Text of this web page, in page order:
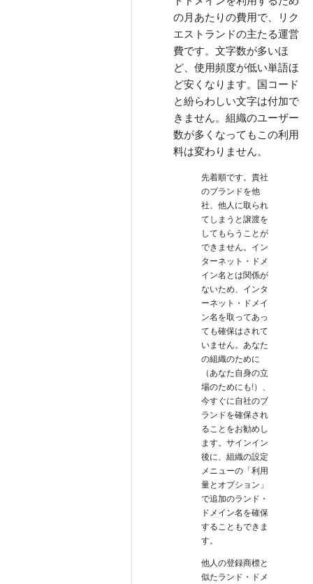
の月あたりの費用で、リク
エストランドの主たる運営
費です。文字数が多いほ
ど、使用頻度が低い単語ほ
ど安くなります。国コード
と紛らわしい文字は付加で
きません。組織のユーザー
数が多くなってもこの利用
料は変わりません。
先着順です。貴社
のブランドを他
社、他人に取られ
てしまうと譲渡を
してもらうことが
できません。イン
ターネット・ドメ
イン名とは関係が
ないため、インタ
ーネット・ドメイ
ン名を取ってあっ
ても確保はされて
いません。あなた
の組織のために
（あなた自身の立
場のためにも!）、
今すぐに自社のブ
ランドを確保され
ることをお勧めし
ます。サインイン
後に、組織の設定
メニューの「利用
量とオプション」
で追加のランド・
ドメイン名を確保
することもできま
す。
他人の登録商標と
似たランド・ドメ